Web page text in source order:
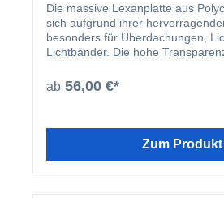
Die massive Lexanplatte aus
sich aufgrund ihrer
besonders für Überdachungen,
Lichtbänder. Die hohe
Anwendungen.
ab 56,00 €*
Zum Produkt